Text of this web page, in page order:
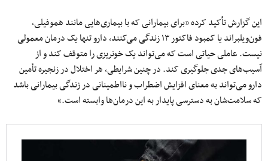
این گزارش تأکید کرده «برای بیمارانی که با بیماری‌هایی مانند هموفیلی،
فون‌ویلبراند یا کمبود فاکتور ۱۳ زندگی می‌کنند، دارو تنها یک درمان معمولی
نیست. عاملی حیاتی است که می‌تواند یک خونریزی را متوقف کند و از
آسیب‌های جدی جلوگیری کند. در چنین شرایطی، هر اختلال در زنجیره تأمین
دارو می‌تواند به معنای افزایش اضطراب و نااطمینانی در زندگی بیمارانی باشد
که سلامت‌شان به دسترسی پایدار به این درمان‌ها وابسته است.»